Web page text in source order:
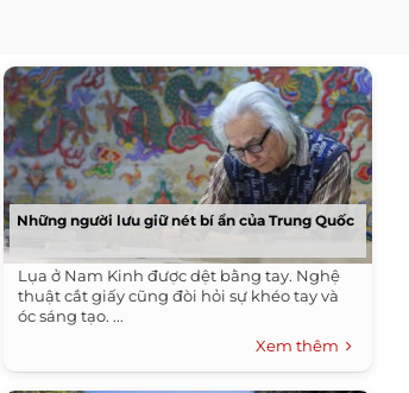
Những người lưu giữ nét bí ẩn của Trung Quốc
Lụa ở Nam Kinh được dệt bằng tay. Nghệ
thuật cắt giấy cũng đòi hỏi sự khéo tay và
óc sáng tạo. ...
Xem thêm